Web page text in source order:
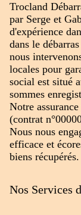
Trocland
par Serge et
d'expérience
dans le
nous
locales pour
social est situé
sommes
Notre
(contrat
Nous nous
efficace et
biens récupérés.
Nos Services